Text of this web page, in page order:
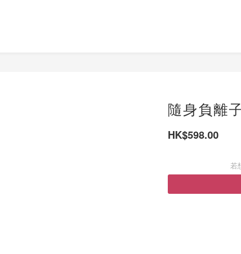
隨身負離
HK$598.00
若